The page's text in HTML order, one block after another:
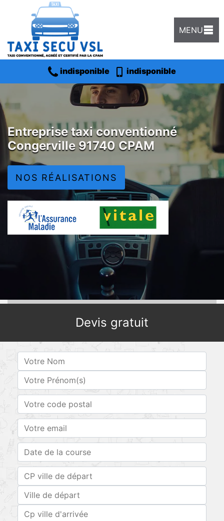
MENU
indisponible indisponible
Entreprise taxi conventionné
Congerville 91740 CPAM
NOS RÉALISATIONS
Devis gratuit